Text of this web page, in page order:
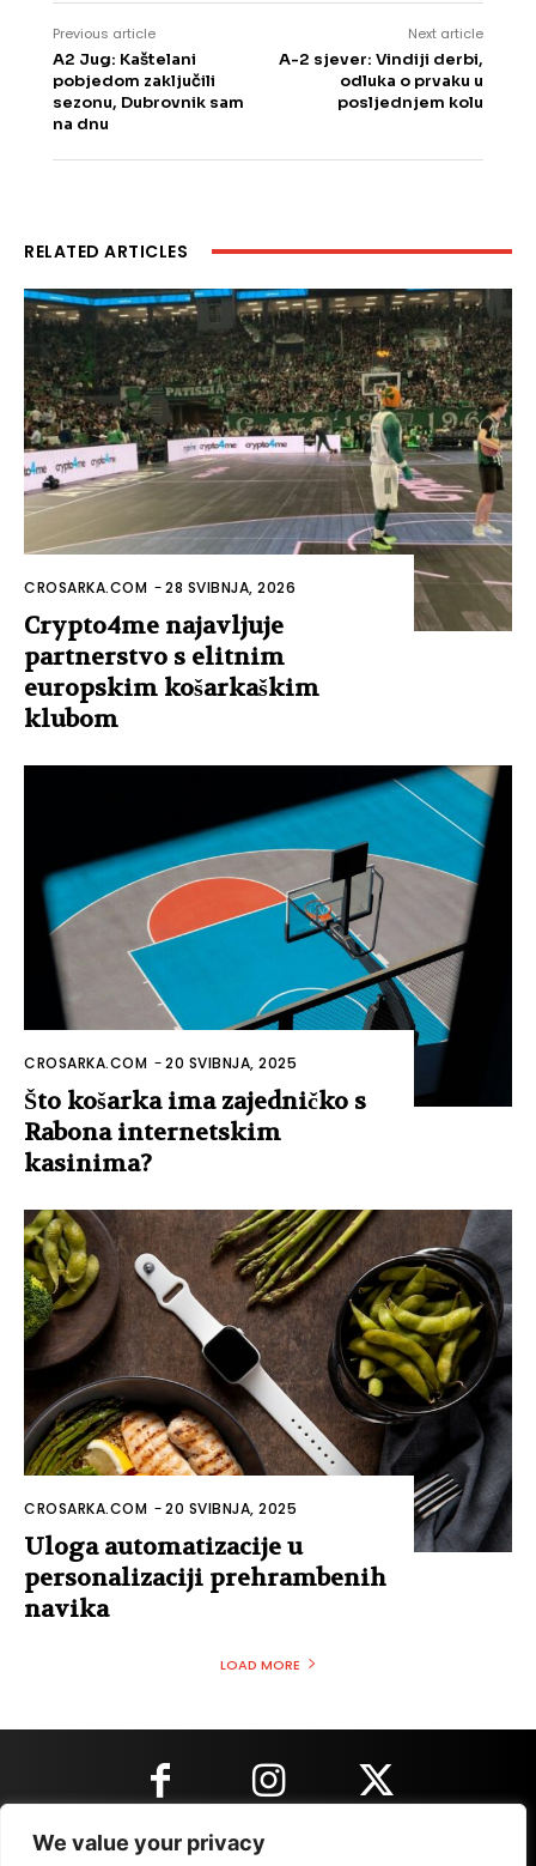
We value your privacy
Previous article
A2 Jug: Kaštelani
pobjedom zaključili
sezonu, Dubrovnik sam
na dnu
Next article
A-2 sjever: Vindiji derbi,
odluka o prvaku u
posljednjem kolu
RELATED ARTICLES
CROSARKA.COM -28 SVIBNJA, 2026
Crypto4me najavljuje
partnerstvo s elitnim
europskim košarkaškim
klubom
CROSARKA.COM -20 SVIBNJA, 2025
Što košarka ima zajedničko s
Rabona internetskim
kasinima?
CROSARKA.COM -20 SVIBNJA, 2025
Uloga automatizacije u
personalizaciji prehrambenih
navika
LOAD MORE